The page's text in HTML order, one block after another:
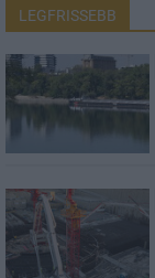
LEGFRISSEBB